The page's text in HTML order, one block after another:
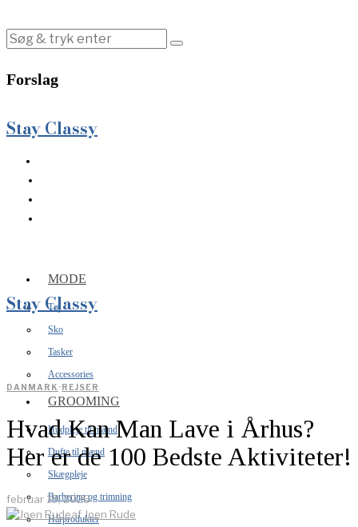
Forslag
Stay Classy
MODE
Tøj
Sko
Tasker
Accessories
GROOMING
Hudpleje til mænd
Dufte til mænd
Skægpleje
Barbering og trimning
Hårprodukter
Stay Classy
DANMARK ·REJSER
Hvad Kan Man Lave i Århus?
Her er de 100 Bedste Aktiviteter!
februar 19, 2026
afJoen Rude